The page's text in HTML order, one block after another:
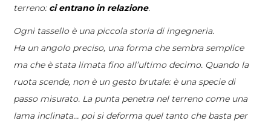
terreno: ci entrano in relazione.
Ogni tassello è una piccola storia di ingegneria.
Ha un angolo preciso, una forma che sembra semplice
ma che è stata limata fino all’ultimo decimo. Quando la
ruota scende, non è un gesto brutale: è una specie di
passo misurato. La punta penetra nel terreno come una
lama inclinata… poi si deforma quel tanto che basta per